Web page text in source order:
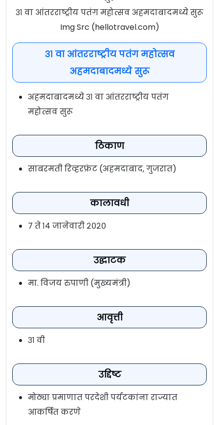
३१ वा आंतरराष्ट्रीय पतंग महोत्सव अहमदाबादमध्ये सुरू
Img Src (hellotravel.com)
३१ वा आंतरराष्ट्रीय पतंग महोत्सव
अहमदाबादमध्ये सुरू
अहमदाबादमध्ये ३१ वा आंतरराष्ट्रीय पतंग
महोत्सव सुरू
ठिकाण
साबरमती रिव्हरफ्रंट (अहमदाबाद, गुजरात)
कालावधी
७ ते १४ जानेवारी २०२०
उद्घाटक
मा. विजय रुपाणी (मुख्यमंत्री)
आवृत्ती
३१ वी
उद्दिष्ट
मोठ्या प्रमाणात परदेशी पर्यटकांना राज्यात
आकर्षित करणे